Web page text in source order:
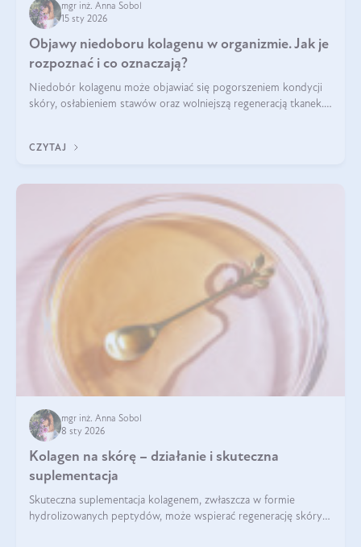
mgr inż. Anna Sobol
15 sty 2026
Objawy niedoboru kolagenu w organizmie. Jak je
rozpoznać i co oznaczają?
Niedobór kolagenu może objawiać się pogorszeniem kondycji
skóry, osłabieniem stawów oraz wolniejszą regeneracją tkanek.
osłabienie włosów.
CZYTAJ
mgr inż. Anna Sobol
8 sty 2026
Kolagen na skórę – działanie i skuteczna
suplementacja
Skuteczna suplementacja kolagenem, zwłaszcza w formie
hydrolizowanych peptydów, może wspierać regenerację skóry i